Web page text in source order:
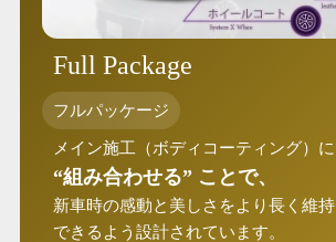
Full Package
フルパッケージ
メイン施工（ボディコーティング）に
“組み合わせる” ことで、
新車時の感動と美しさをより長く維持
できるよう設計されています。